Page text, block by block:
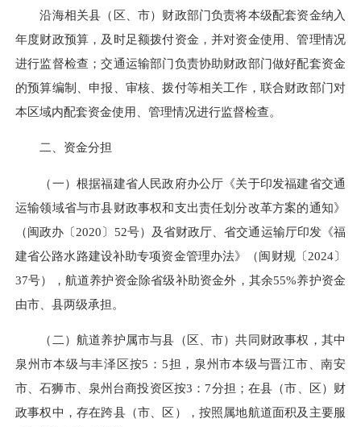
沿海相关县（区、市）财政部门负责将本级配套资金纳入
年度财政预算，及时足额拨付资金，并对资金使用、管理情况
进行监督检查；交通运输部门负责协助财政部门做好配套资金
的预算编制、申报、审核、拨付等相关工作，联合财政部门对
本区域内配套资金使用、管理情况进行监督检查。
二、资金分担
（一）根据福建省人民政府办公厅《关于印发福建省交通
运输领域省与市县财政事权和支出责任划分改革方案的通知》
（闽政办〔2020〕52号）及省财政厅、省交通运输厅印发《福
建省公路水路建设补助专项资金管理办法》（闽财规〔2024〕
37号），航道养护资金除省级补助资金外，其余55%养护资金
由市、县两级承担。
（二）航道养护属市与县（区、市）共同财政事权，其中
泉州市本级与丰泽区按5：5担，泉州市本级与晋江市、南安
市、石狮市、泉州台商投资区按3：7分担；在县（市、区）财
政事权中，存在跨县（市、区），按照属地航道面积及主要服